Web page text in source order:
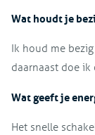
Wat houdt je
Ik houd me
daarnaast doe
Wat geeft je
Het snelle